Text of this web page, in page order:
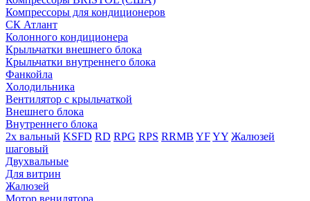
Компрессоры для кондиционеров
СК Атлант
Колонного кондиционера
Крыльчатки внешнего блока
Крыльчатки внутреннего блока
Фанкойла
Холодильника
Вентилятор с крыльчаткой
Внешнего блока
Внутреннего блока
2х вальный KSFD RD RPG RPS RRMB YFYY Жалюзей
шаговый
Двухвальные
Для витрин
Жалюзей
Мотор венилятора